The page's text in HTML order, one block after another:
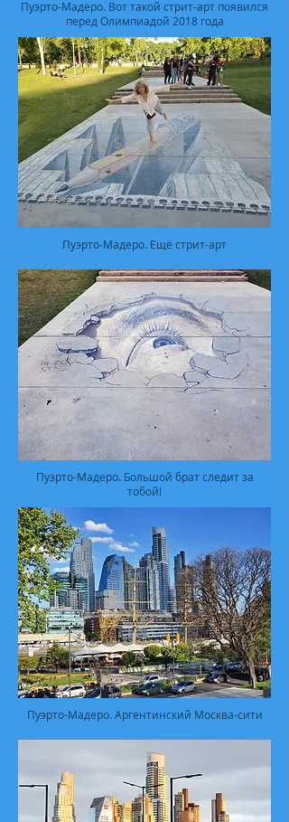
Пуэрто-Мадеро. Вот такой стрит-арт появился
перед Олимпиадой 2018 года
Пуэрто-Мадеро. Ещё стрит-арт
Пуэрто-Мадеро. Большой брат следит за
тобой!
Пуэрто-Мадеро. Аргентинский Москва-сити